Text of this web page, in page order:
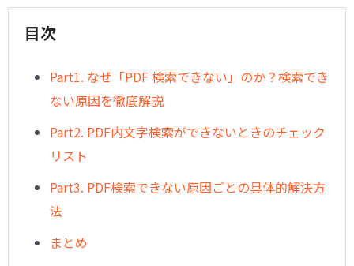
目次
Part1. なぜ「PDF 検索できない」のか？検索でき
ない原因を徹底解説
Part2. PDF内文字検索ができないときのチェック
リスト
Part3. PDF検索できない原因ごとの具体的解決方
法
まとめ